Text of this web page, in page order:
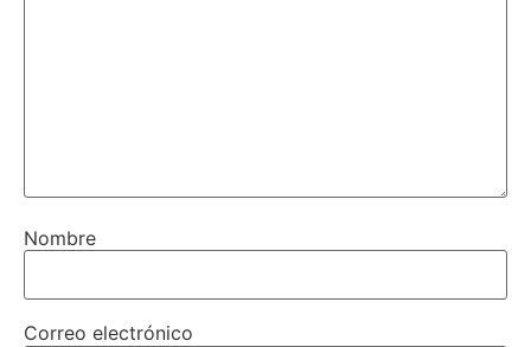
Nombre
Correo electrónico